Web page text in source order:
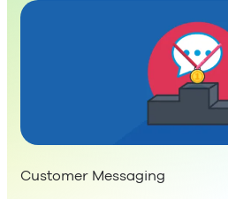
Customer Messaging